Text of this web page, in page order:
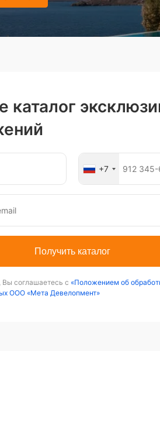
каталог
+7
Получить каталог
соглашаетесь с «Положением об
ООО «Мета Девелопмент»